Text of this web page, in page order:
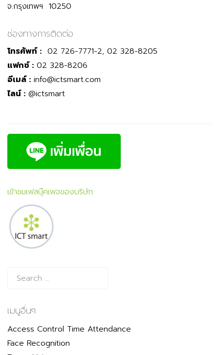
จ.กรุงเทพฯ 10250
ช่องทางการติดต่อ
โทรศัพท์ : 02 726-7771-2, 02 328-8205
แฟกซ์ : 02 328-8206
อีเมล์ : info@ictsmart.com
ไลน์ : @ictsmart
เข้าชมเฟสบุ๊คเพจของบริษัท
เมนูอื่นๆ
Access Control Time Attendance
Face Recognition